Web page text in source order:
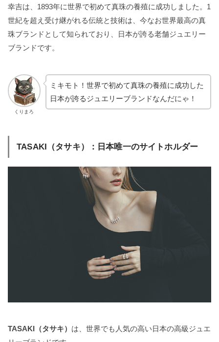
幸吉は、1893年に世界で初めて真珠の養殖に成功しました。1
世紀を超え受け継がれる伝統と技術は、今なお世界最高の真
珠ブランドとして知られており、日本が誇る老舗ジュエリー
ブランドです。
くりまろ
ミキモト！世界で初めて真珠の養殖に成功した
日本が誇るジュエリーブランドなんだにゃ！
TASAKI（タサキ）：日本唯一のサイトホルダー
TASAKI（タサキ） は、世界でも人気の高い日本の高級ジュエ